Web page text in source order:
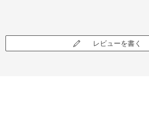
レビューを書く